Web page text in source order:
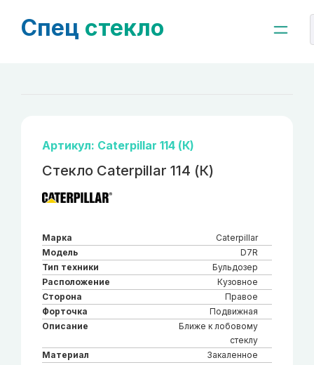
Спец стекло
Артикул: Caterpillar 114 (К)
Стекло Caterpillar 114 (К)
Марка
Caterpillar
Модель
D7R
Тип техники
Бульдозер
Расположение
Кузовное
Сторона
Правое
Форточка
Подвижная
Описание
Ближе к лобовому
стеклу
Материал
Закаленное